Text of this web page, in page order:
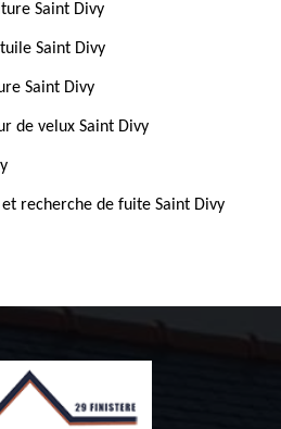
Saint Divy
Saint Divy
Saint Divy
de velux Saint Divy
recherche de fuite Saint Divy